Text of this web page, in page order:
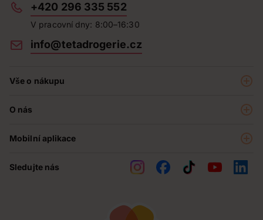
+420 296 335 552
V pracovní dny: 8:00–16:30
info@tetadrogerie.cz
Vše o nákupu
Prodejny
Obchodní podmínky
O nás
Teta pomáhá
Mobilní aplikace
Sledujte nás